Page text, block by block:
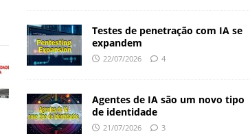
Testes de penetração com IA se
expandem
22/07/2026 4
Agentes de IA são um novo tipo
de identidade
21/07/2026 3